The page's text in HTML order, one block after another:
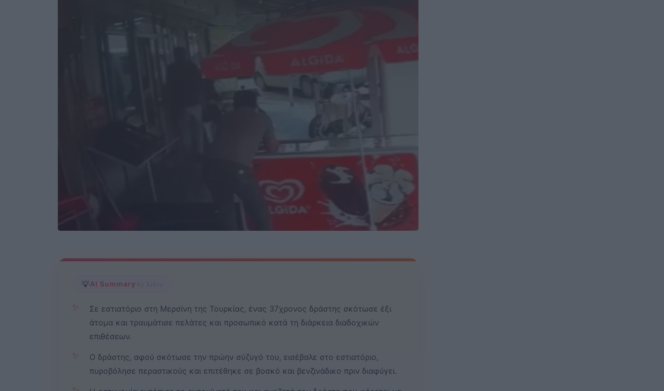
💡AI Summary by Libre
✨
Σε εστιατόριο στη Μερσίνη της Τουρκίας, ένας 37χρονος δράστης σκότωσε έξι
άτομα και τραυμάτισε πελάτες και προσωπικό κατά τη διάρκεια διαδοχικών
επιθέσεων.
✨
Ο δράστης, αφού σκότωσε την πρώην σύζυγό του, εισέβαλε στο εστιατόριο,
πυροβόλησε περαστικούς και επιτέθηκε σε βοσκό και βενζινάδικο πριν διαφύγει.